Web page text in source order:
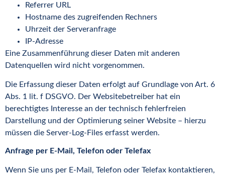
Referrer URL
Hostname des zugreifenden Rechners
Uhrzeit der Serveranfrage
IP-Adresse
Eine Zusammenführung dieser Daten mit anderen
Datenquellen wird nicht vorgenommen.
Die Erfassung dieser Daten erfolgt auf Grundlage von Art. 6
Abs. 1 lit. f DSGVO. Der Websitebetreiber hat ein
berechtigtes Interesse an der technisch fehlerfreien
Darstellung und der Optimierung seiner Website – hierzu
müssen die Server-Log-Files erfasst werden.
Anfrage per E-Mail, Telefon oder Telefax
Wenn Sie uns per E-Mail, Telefon oder Telefax kontaktieren,